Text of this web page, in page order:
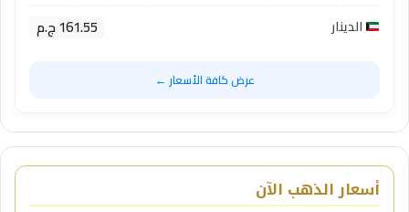
الدينار 161.55 ج.م
عرض كافة الأسعار ←
أسعار الذهب الآن